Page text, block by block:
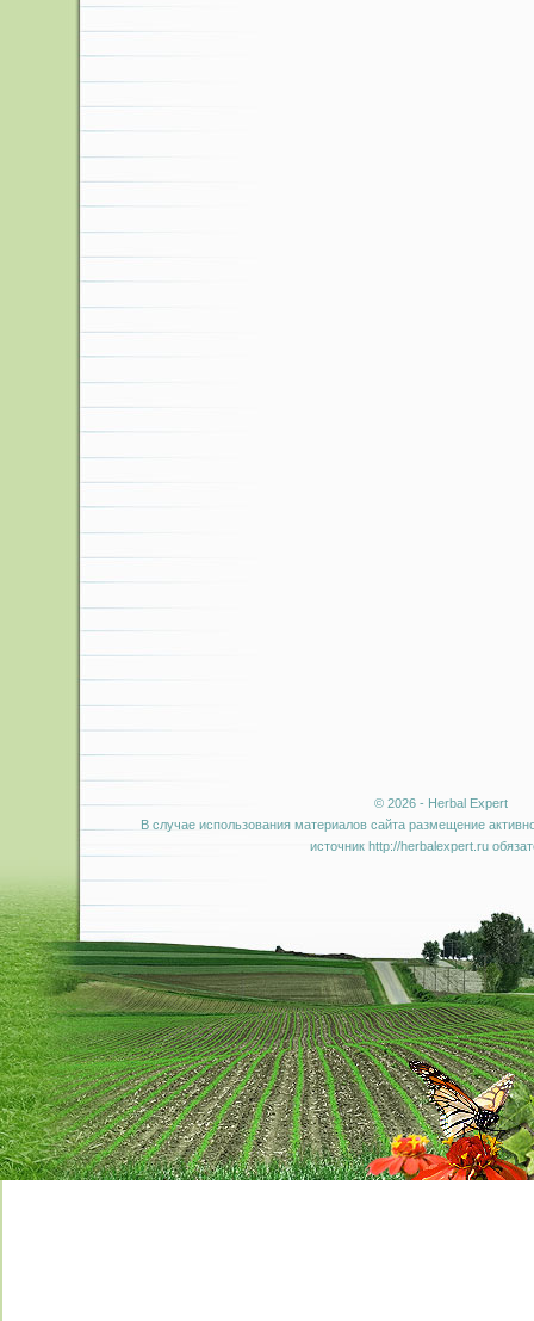
© 2026 - Herbal Expert
В случае использования материалов сайта размещение
источник http://herbalexpert.ru